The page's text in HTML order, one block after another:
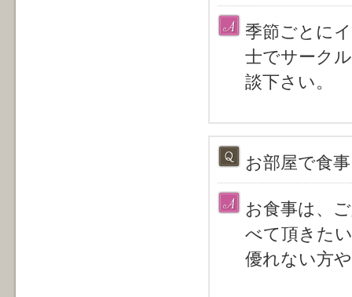
季節ごとに
士でサーク
談下さい。
お部屋で食
お食事は、
べて頂きた
優れない方